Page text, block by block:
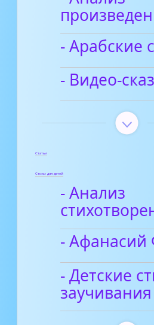
- Арабские
- Видео-
Статьи
Стихи для детей
- Анализ
- Афанасий
- Детские
заучивания